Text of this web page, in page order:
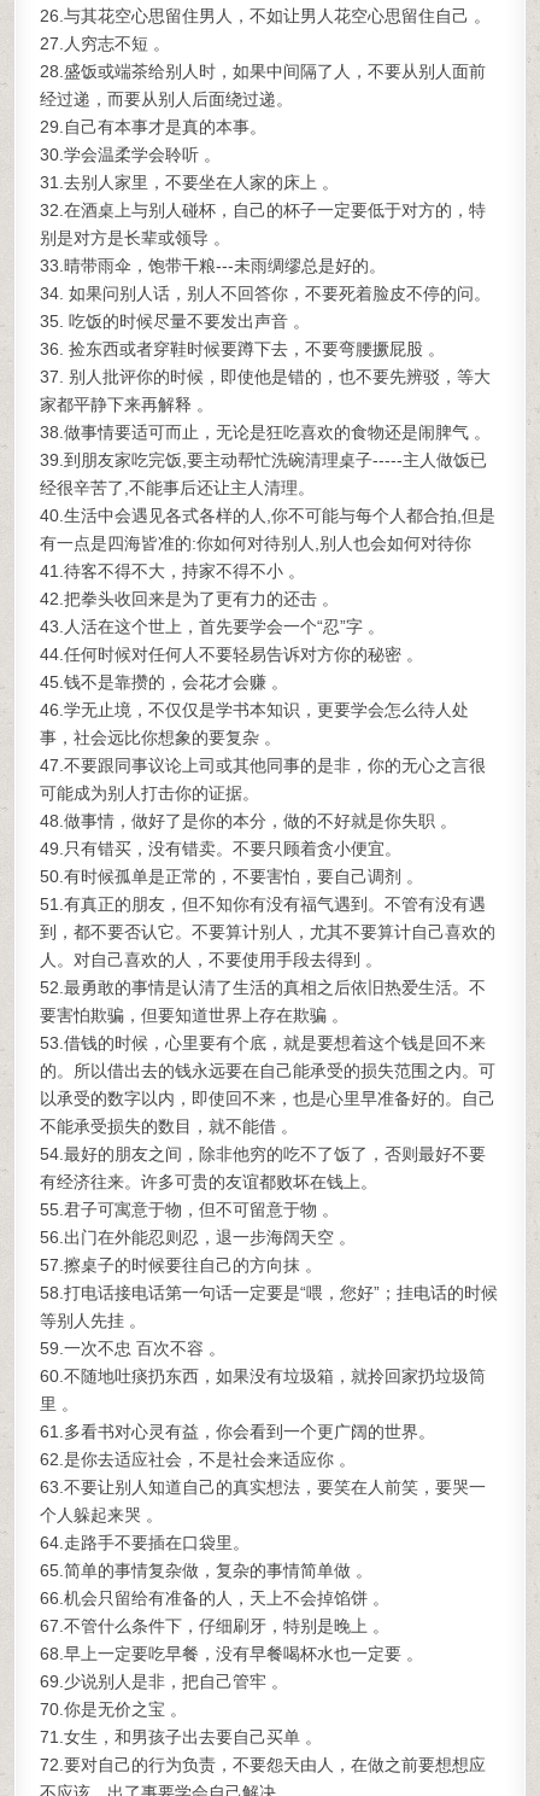
26.与其花空心思留住男人，不如让男人花空心思留住自己 。
27.人穷志不短 。
28.盛饭或端茶给别人时，如果中间隔了人，不要从别人面前
经过递，而要从别人后面绕过递。
29.自己有本事才是真的本事。
30.学会温柔学会聆听 。
31.去别人家里，不要坐在人家的床上 。
32.在酒桌上与别人碰杯，自己的杯子一定要低于对方的，特
别是对方是长辈或领导 。
33.晴带雨伞，饱带干粮---未雨绸缪总是好的。
34. 如果问别人话，别人不回答你，不要死着脸皮不停的问。
35. 吃饭的时候尽量不要发出声音 。
36. 捡东西或者穿鞋时候要蹲下去，不要弯腰撅屁股 。
37. 别人批评你的时候，即使他是错的，也不要先辨驳，等大
家都平静下来再解释 。
38.做事情要适可而止，无论是狂吃喜欢的食物还是闹脾气 。
39.到朋友家吃完饭,要主动帮忙洗碗清理桌子-----主人做饭已
经很辛苦了,不能事后还让主人清理。
40.生活中会遇见各式各样的人,你不可能与每个人都合拍,但是
有一点是四海皆准的:你如何对待别人,别人也会如何对待你
41.待客不得不大，持家不得不小 。
42.把拳头收回来是为了更有力的还击 。
43.人活在这个世上，首先要学会一个“忍”字 。
44.任何时候对任何人不要轻易告诉对方你的秘密 。
45.钱不是靠攒的，会花才会赚 。
46.学无止境，不仅仅是学书本知识，更要学会怎么待人处
事，社会远比你想象的要复杂 。
47.不要跟同事议论上司或其他同事的是非，你的无心之言很
可能成为别人打击你的证据。
48.做事情，做好了是你的本分，做的不好就是你失职 。
49.只有错买，没有错卖。不要只顾着贪小便宜。
50.有时候孤单是正常的，不要害怕，要自己调剂 。
51.有真正的朋友，但不知你有没有福气遇到。不管有没有遇
到，都不要否认它。不要算计别人，尤其不要算计自己喜欢的
人。对自己喜欢的人，不要使用手段去得到 。
52.最勇敢的事情是认清了生活的真相之后依旧热爱生活。不
要害怕欺骗，但要知道世界上存在欺骗 。
53.借钱的时候，心里要有个底，就是要想着这个钱是回不来
的。所以借出去的钱永远要在自己能承受的损失范围之内。可
以承受的数字以内，即使回不来，也是心里早准备好的。自己
不能承受损失的数目，就不能借 。
54.最好的朋友之间，除非他穷的吃不了饭了，否则最好不要
有经济往来。许多可贵的友谊都败坏在钱上。
55.君子可寓意于物，但不可留意于物 。
56.出门在外能忍则忍，退一步海阔天空 。
57.擦桌子的时候要往自己的方向抹 。
58.打电话接电话第一句话一定要是“喂，您好”；挂电话的时候
等别人先挂 。
59.一次不忠 百次不容 。
60.不随地吐痰扔东西，如果没有垃圾箱，就拎回家扔垃圾筒
里 。
61.多看书对心灵有益，你会看到一个更广阔的世界。
62.是你去适应社会，不是社会来适应你 。
63.不要让别人知道自己的真实想法，要笑在人前笑，要哭一
个人躲起来哭 。
64.走路手不要插在口袋里。
65.简单的事情复杂做，复杂的事情简单做 。
66.机会只留给有准备的人，天上不会掉馅饼 。
67.不管什么条件下，仔细刷牙，特别是晚上 。
68.早上一定要吃早餐，没有早餐喝杯水也一定要 。
69.少说别人是非，把自己管牢 。
70.你是无价之宝 。
71.女生，和男孩子出去要自己买单 。
72.要对自己的行为负责，不要怨天由人，在做之前要想想应